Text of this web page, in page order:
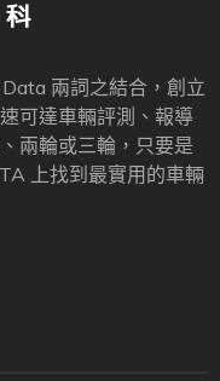
兩詞之結合，創立
可達車輛評測、報導
兩輪或三輪，只要是
上找到最實用的車輛